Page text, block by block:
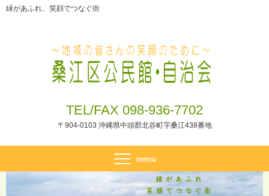
緑があふれ、笑顔でつなぐ街
TEL/FAX 098-936-7702
〒904-0103 沖縄県中頭郡北谷町字桑江438番地